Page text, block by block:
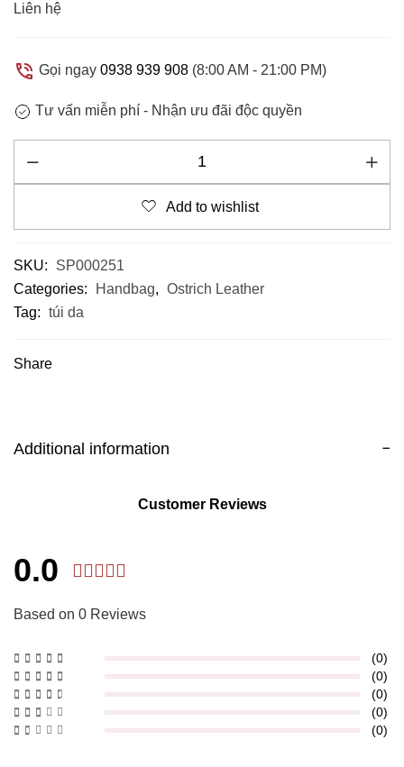
Liên hệ
Gọi ngay 0938 939 908 (8:00 AM - 21:00 PM)
Tư vấn miễn phí - Nhận ưu đãi độc quyền
Add to wishlist
SKU:
SP000251
Categories:
Handbag, Ostrich Leather
Tag: túi da
Share
Additional information
Customer Reviews
0.0
Based on 0 Reviews
(0)
(0)
(0)
(0)
(0)